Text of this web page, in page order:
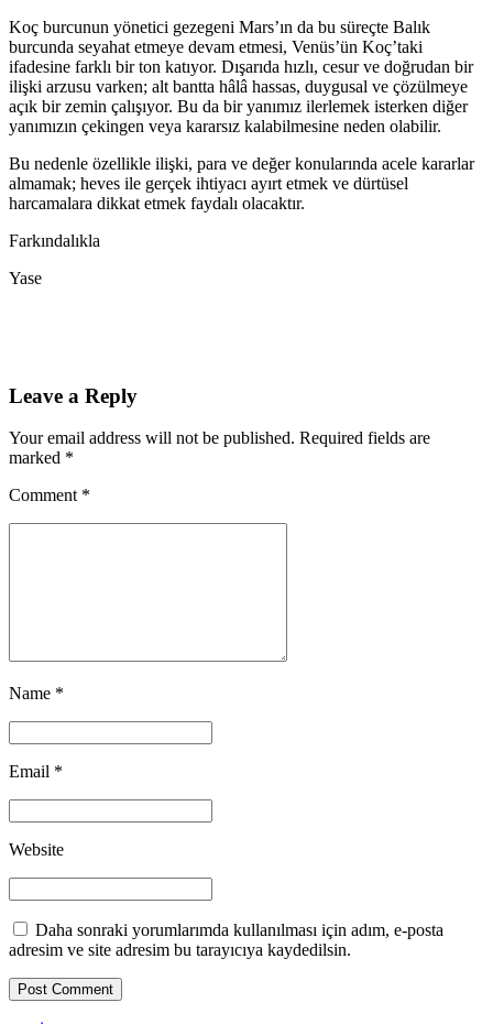
Koç burcunun yönetici gezegeni Mars’ın da bu süreçte Balık
burcunda seyahat etmeye devam etmesi, Venüs’ün Koç’taki
ifadesine farklı bir ton katıyor. Dışarıda hızlı, cesur ve doğrudan bir
ilişki arzusu varken; alt bantta hâlâ hassas, duygusal ve çözülmeye
açık bir zemin çalışıyor. Bu da bir yanımız ilerlemek isterken diğer
yanımızın çekingen veya kararsız kalabilmesine neden olabilir.
Bu nedenle özellikle ilişki, para ve değer konularında acele kararlar
almamak; heves ile gerçek ihtiyacı ayırt etmek ve dürtüsel
harcamalara dikkat etmek faydalı olacaktır.
Farkındalıkla
Yase
Leave a Reply
Your email address will not be published. Required fields are
marked *
Comment *
Name *
Email *
Website
Daha sonraki yorumlarımda kullanılması için adım, e-posta
adresim ve site adresim bu tarayıcıya kaydedilsin.
Post Comment